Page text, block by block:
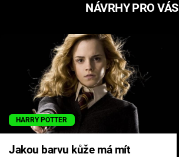
NÁVRHY PRO VÁS
HARRY POTTER
Jakou barvu kůže má mít